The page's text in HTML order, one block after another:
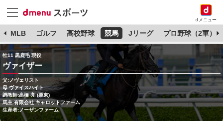
dメニュー
MLB ゴルフ 高校野球 競馬 Jリーグ プロ野球（2軍）
牡11 黒鹿毛 現役
ヴァイザー
父:ノヴェリスト
母:ヴァイスハイト
調教師:高橋 亮 (栗東)
馬主:有限会社 キャロットファーム
生産者:ノーザンファーム